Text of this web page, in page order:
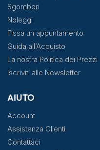
Sgomberi
Noleggi
Fissa un appuntamento
Guida all’Acquisto
La nostra Politica dei Prezzi
Iscriviti alle Newsletter
AIUTO
Account
Assistenza Clienti
Contattaci